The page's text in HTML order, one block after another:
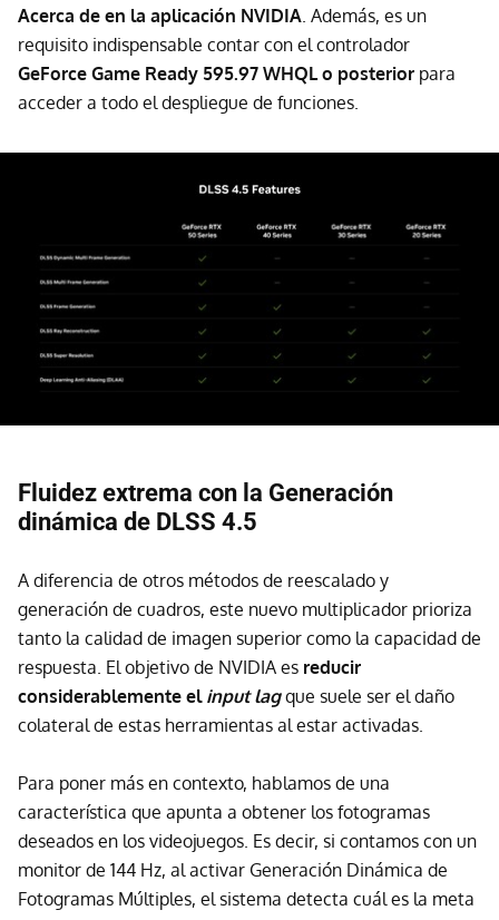
Acerca de en la aplicación NVIDIA. Además, es un
requisito indispensable contar con el controlador
GeForce Game Ready 595.97 WHQL o posterior para
acceder a todo el despliegue de funciones.
Fluidez extrema con la Generación
dinámica de DLSS 4.5
A diferencia de otros métodos de reescalado y
generación de cuadros, este nuevo multiplicador prioriza
tanto la calidad de imagen superior como la capacidad de
respuesta. El objetivo de NVIDIA es reducir
considerablemente el input lagque suele ser el daño
colateral de estas herramientas al estar activadas.
Para poner más en contexto, hablamos de una
característica que apunta a obtener los fotogramas
deseados en los videojuegos. Es decir, si contamos con un
monitor de 144 Hz, al activar Generación Dinámica de
Fotogramas Múltiples, el sistema detecta cuál es la meta